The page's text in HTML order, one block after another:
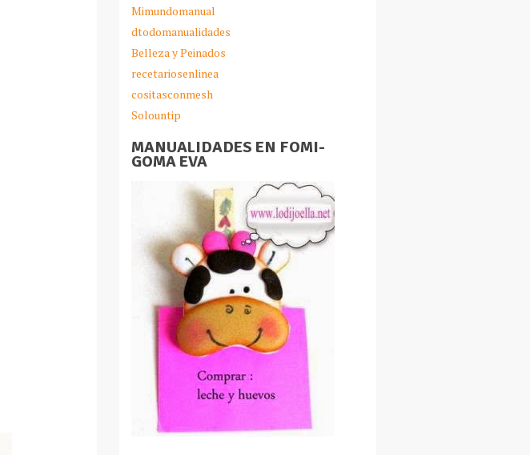
Mimundomanual
dtodomanualidades
Belleza y Peinados
recetariosenlinea
cositasconmesh
Solountip
MANUALIDADES EN FOMI-
GOMA EVA